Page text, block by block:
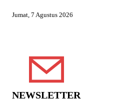
Jumat, 7 Agustus 2026
NEWSLETTER